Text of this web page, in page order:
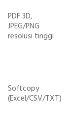
PDF 3D,
JPEG/PNG
resolusi tinggi
Softcopy
(Excel/CSV/TXT)